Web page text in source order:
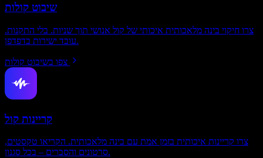
שיבוט קולות
צרו חיקוי בינה מלאכותית איכותי של קול אנושי תוך שניות. בלי התקנות.
עובד ישירות בדפדפן.
צפו בשיבוט קולות
קריינות קול
צרו קריינות איכותית בזמן אמת עם בינה מלאכותית. הקריאו טקסטים,
סרטונים והסברים – בכל סגנון.